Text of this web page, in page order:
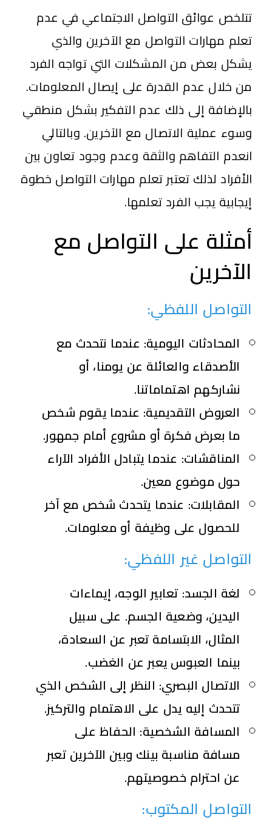
تتلخص عوائق التواصل الاجتماعي في عدم
تعلم مهارات التواصل مع الآخرين والذي
يشكل بعض من المشكلات التي تواجه الفرد
من خلال عدم القدرة على إيصال المعلومات.
بالإضافة إلى ذلك عدم التفكير بشكل منطقي
وسوء عملية الاتصال مع الآخرين. وبالتالي
انعدم التفاهم والثقة وعدم وجود تعاون بين
الأفراد لذلك تعتبر تعلم مهارات التواصل خطوة
إيجابية يجب الفرد تعلمها.
أمثلة على التواصل مع
الآخرين
التواصل اللفظي:
المحادثات اليومية: عندما نتحدث مع
الأصدقاء والعائلة عن يومنا، أو
نشاركهم اهتماماتنا.
العروض التقديمية: عندما يقوم شخص
ما بعرض فكرة أو مشروع أمام جمهور.
المناقشات: عندما يتبادل الأفراد الآراء
حول موضوع معين.
المقابلات: عندما يتحدث شخص مع آخر
للحصول على وظيفة أو معلومات.
التواصل غير اللفظي:
لغة الجسد: تعابير الوجه، إيماءات
اليدين، وضعية الجسم. على سبيل
المثال، الابتسامة تعبر عن السعادة،
بينما العبوس يعبر عن الغضب.
الاتصال البصري: النظر إلى الشخص الذي
تتحدث إليه يدل على الاهتمام والتركيز.
المسافة الشخصية: الحفاظ على
مسافة مناسبة بينك وبين الآخرين تعبر
عن احترام خصوصيتهم.
التواصل المكتوب: